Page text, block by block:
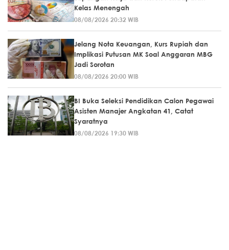
Kelas Menengah
08/08/2026 20:32 WIB
Jelang Nota Keuangan, Kurs Rupiah dan
Implikasi Putusan MK Soal Anggaran MBG
Jadi Sorotan
08/08/2026 20:00 WIB
BI Buka Seleksi Pendidikan Calon Pegawai
Asisten Manajer Angkatan 41, Catat
Syaratnya
08/08/2026 19:30 WIB